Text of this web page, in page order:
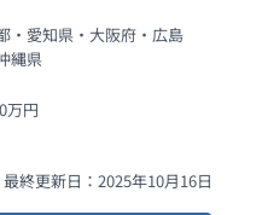
・愛知県・大阪府・広島
縄県
万円
最終更新日：2025年10月16日